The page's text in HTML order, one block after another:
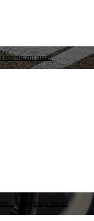
test ortamı sunar.
yedek parça bulun.